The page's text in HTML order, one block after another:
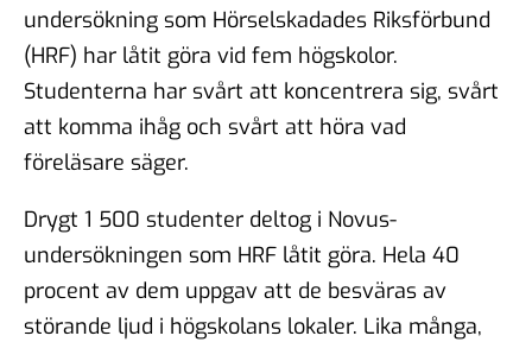
undersökning som Hörselskadades Riksförbund
(HRF) har låtit göra vid fem högskolor.
Studenterna har svårt att koncentrera sig, svårt
att komma ihåg och svårt att höra vad
föreläsare säger.
Drygt 1 500 studenter deltog i Novus-
undersökningen som HRF låtit göra. Hela 40
procent av dem uppgav att de besväras av
störande ljud i högskolans lokaler. Lika många,